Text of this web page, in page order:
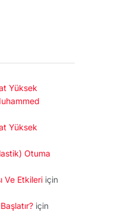
Yüksek
Yüksek
Otuma
Ve Etkileri için
için